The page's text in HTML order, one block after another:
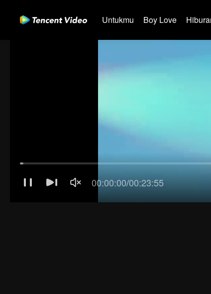
Untukmu Boy Love